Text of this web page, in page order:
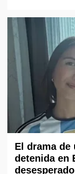
El drama de
detenida en